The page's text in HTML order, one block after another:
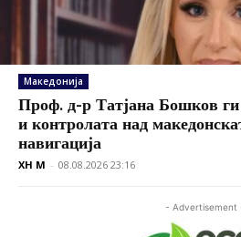
Македонија
Проф. д-р Татјана Бошков
и контролата над
навигација
XH M - 08.08.2026 23:16
- Advertisement